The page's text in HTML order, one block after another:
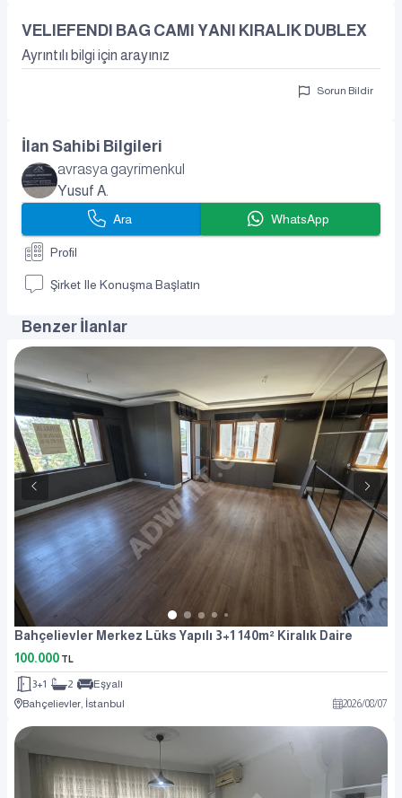
VELIEFENDI BAG CAMI YANI KIRALIK DUBLEX
Ayrıntılı bilgi için arayınız
Sorun Bildir
İlan Sahibi Bilgileri
avrasya gayrimenkul
Yusuf A.
Ara WhatsApp
Profil
Şirket Ile Konuşma Başlatın
Benzer İlanlar
Bahçelievler Merkez Lüks Yapılı 3+1 140m² Kiralık Daire
100.000 TL
3+1 2
Eşyalı
Bahçelievler, İstanbul
2026/08/07